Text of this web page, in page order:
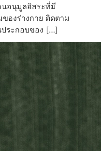
นอนุมูลอิสระที่มี
องร่างกาย ติดตาม
ระกอบของ […]